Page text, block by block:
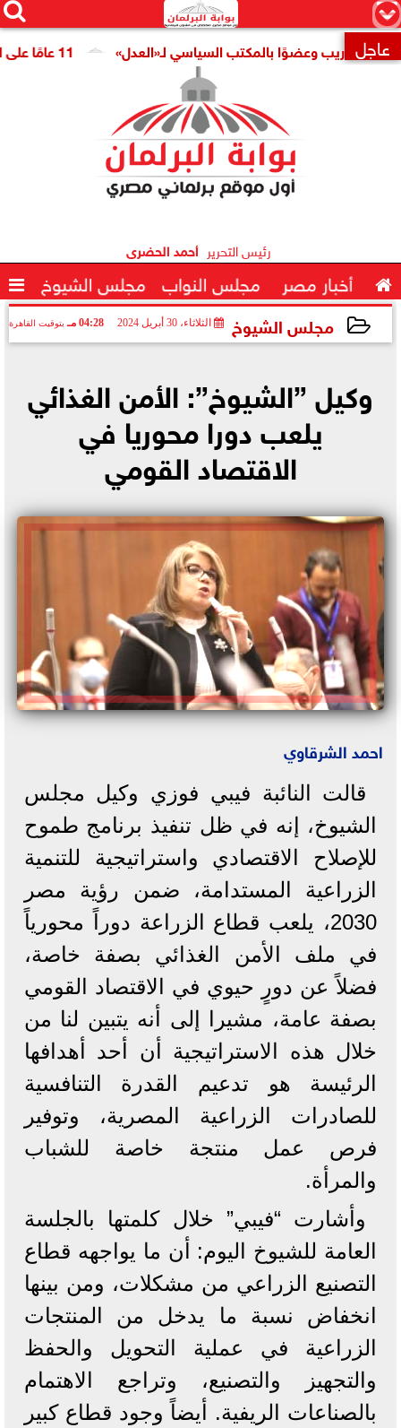
×


 عاجل 11 عامًا على افتتاح قناة السويس الجديدة.. النائبة مروة قنصوة: رؤية الدولة حولت الممر الملاحي إلى مركز اقتصادي عالمي وعضوًا بالمكتب السياسي لـ«العدل»
رئيس التحرير أحمد الحضرى
 أخبار مصر مجلس النواب مجلس الشيوخ 
مجلس الشيوخ الثلاثاء، 30 أبريل 2024 04:28 مـ بتوقيت القاهرة
وكيل ”الشيوخ”: الأمن الغذائي
يلعب دورا محوريا في
الاقتصاد القومي
احمد الشرقاوي
قالت النائبة فيبي فوزي وكيل مجلس
الشيوخ، إنه في ظل تنفيذ برنامج طموح
للإصلاح الاقتصادي واستراتيجية للتنمية
الزراعية المستدامة، ضمن رؤية مصر
2030، يلعب قطاع الزراعة دوراً محورياً
في ملف الأمن الغذائي بصفة خاصة،
فضلاً عن دورٍ حيوي في الاقتصاد القومي
بصفة عامة، مشيرا إلى أنه يتبين لنا من
خلال هذه الاستراتيجية أن أحد أهدافها
الرئيسة هو تدعيم القدرة التنافسية
للصادرات الزراعية المصرية، وتوفير
فرص عمل منتجة خاصة للشباب
والمرأة.
وأشارت “فيبي” خلال كلمتها بالجلسة
العامة للشيوخ اليوم: أن ما يواجهه قطاع
التصنيع الزراعي من مشكلات، ومن بينها
انخفاض نسبة ما يدخل من المنتجات
الزراعية في عملية التحويل والحفظ
والتجهيز والتصنيع، وتراجع الاهتمام
بالصناعات الريفية. أيضاً وجود قطاع كبير